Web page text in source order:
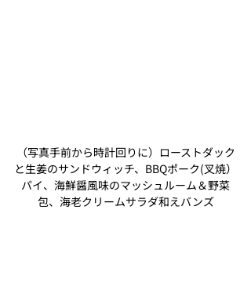
（写真手前から時計回りに）ローストダック
と生姜のサンドウィッチ、BBQポーク(叉焼）
パイ、海鮮醤風味のマッシュルーム＆野菜
包、海老クリームサラダ和えバンズ